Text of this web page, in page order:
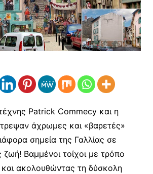
Patrick Commecy και η
άχρωμες και «βαρετές»
σημεία της Γαλλίας σε
Βαμμένοι τοίχοι με τρόπο
και ακολουθώντας τη δύσκολη